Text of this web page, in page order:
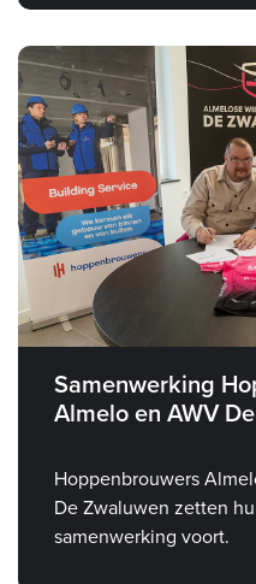
Samenwerking
Almelo en AWV
Hoppenbrouwers
De Zwaluwen zetten
samenwerking voort.